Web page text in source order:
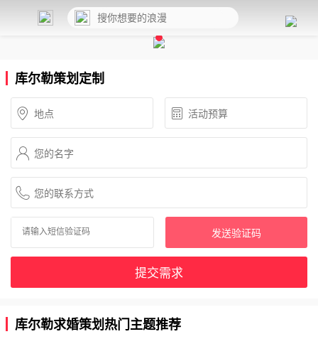
库尔勒策划定制
发送验证码
提交需求
库尔勒求婚策划热门主题推荐